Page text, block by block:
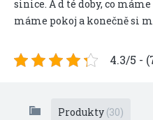
sinice. A d té doby, co
máme pokoj a konečně si
4.3/5 -
Produkty (30)